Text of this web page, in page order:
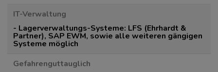
IT-Verwaltung
- Lagerverwaltungs-Systeme: LFS (Ehrhardt &
Partner), SAP EWM, sowie alle weiteren gängigen
Systeme möglich
Gefahrenguttauglich